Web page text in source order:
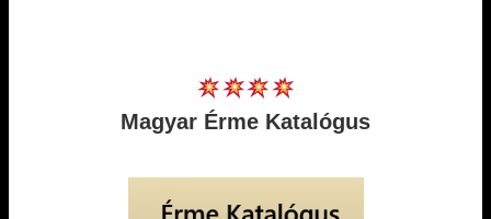
Magyar Érme Katalógus